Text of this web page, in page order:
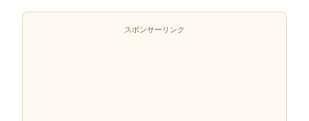
スポンサーリンク